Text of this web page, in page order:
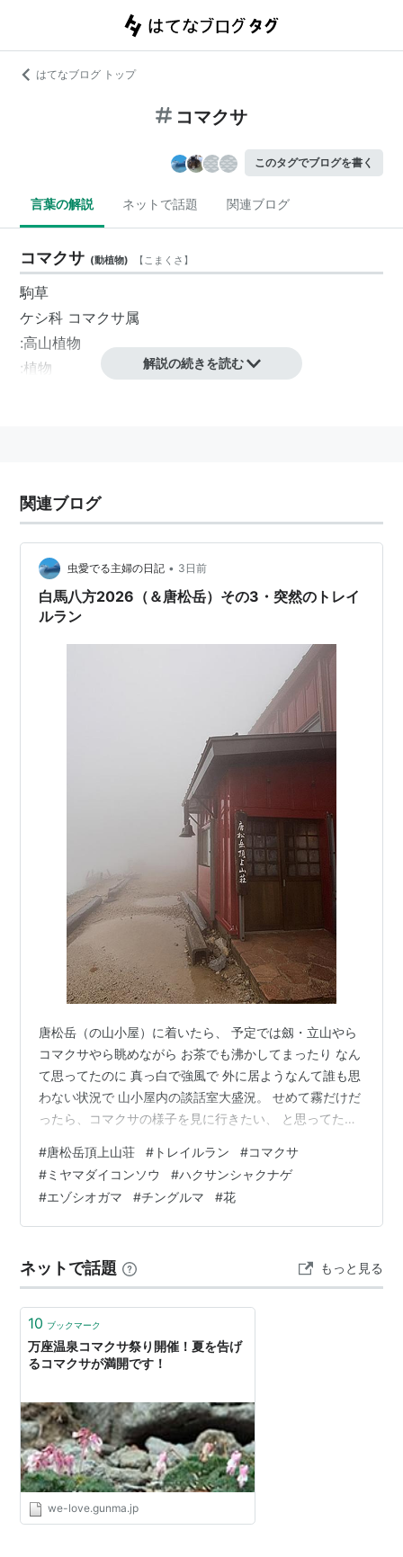
はてなブログ トップ
コマクサ
このタグでブログを書く
言葉の解説 ネットで話題 関連ブログ
コマクサ (動植物) 【こまくさ 】
駒草
ケシ科 コマクサ属
:高山植物
:植物
解説の続きを読む
関連ブログ
虫愛でる主婦の日記 • 3日前
白馬八方2026（＆唐松岳）その3・突然のトレイ
ルラン
唐松岳（の山小屋）に着いたら、 予定では劔・立山やら
コマクサやら眺めながら お茶でも沸かしてまったり なん
て思ってたのに 真っ白で強風で 外に居ようなんて誰も思
わない状況で 山小屋内の談話室大盛況。 せめて霧だけだ
ったら、コマクサの様子を見に行きたい、 と思ってたけ
ないが） 夕食まですることないので 昼寝でもしようか
と、布団スペースを作っておくことに。 夫も布団を広げ
た。 夫は山によく行くくせに、 初めての山小屋泊のワタ
シに、どう敷くの？などと訊いてくる ┐(´д｀)┌ 最大5人
部で4人が使…
#唐松岳頂上山荘 # トレイルラン #コマクサ
#ミヤマダイコンソウ #ハクサンシャクナゲ
#エゾシオガマ #チングルマ #花
ネットで話題 もっと見る
10 ブックマーク
万座温泉コマクサ祭り開催！夏を告げ
るコマクサが満開です！
we-love.gunma.jp